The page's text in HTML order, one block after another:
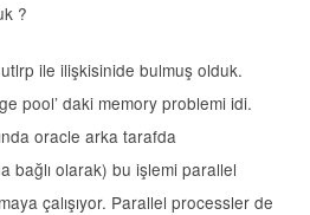
?
ile ilişkisinide bulmuş olduk.
pool’ daki memory problemi idi.
oracle arka tarafda
bağlı olarak) bu işlemi parallel
çalışıyor. Parallel processler de